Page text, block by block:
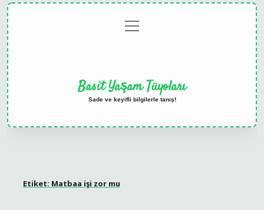
menüyü
aç
Basit Yaşam Tüyoları
Sade ve keyifli bilgilerle tanış!
Etiket: Matbaa işi zor mu